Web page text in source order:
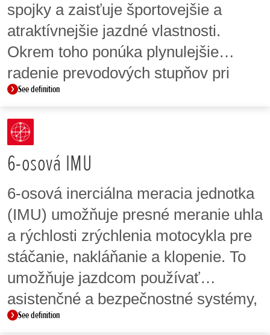
spojky a zaisťuje športovejšie a
atraktívnejšie jazdné vlastnosti.
Okrem toho ponúka plynulejšie
radenie prevodových stupňov pri
preprave spolujazdca.
See definition
6-osová IMU
6-osová inerciálna meracia jednotka
(IMU) umožňuje presné meranie uhla
a rýchlosti zrýchlenia motocykla pre
stáčanie, nakláňanie a klopenie. To
umožňuje jazdcom používať
asistenčné a bezpečnostné systémy,
napríklad náklonové ABS a systém
See definition